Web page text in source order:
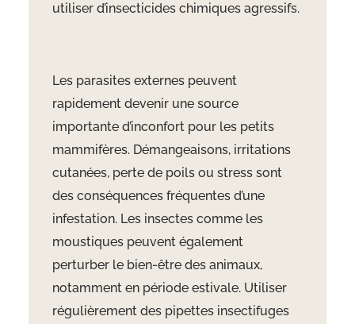
utiliser d’insecticides chimiques agressifs.
Les parasites externes peuvent
rapidement devenir une source
importante d’inconfort pour les petits
mammifères. Démangeaisons, irritations
cutanées, perte de poils ou stress sont
des conséquences fréquentes d’une
infestation. Les insectes comme les
moustiques peuvent également
perturber le bien-être des animaux,
notamment en période estivale. Utiliser
régulièrement des pipettes insectifuges